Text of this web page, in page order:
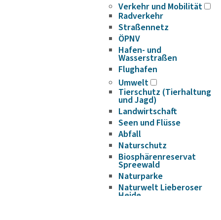
Verkehr und Mobilität
Radverkehr
Straßennetz
ÖPNV
Hafen- und
Wasserstraßen
Flughafen
Umwelt
Tierschutz (Tierhaltung
und Jagd)
Landwirtschaft
Seen und Flüsse
Abfall
Naturschutz
Biosphärenreservat
Spreewald
Naturparke
Naturwelt Lieberoser
Heide